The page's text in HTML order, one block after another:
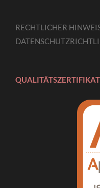
RECHTLICHER
QUALITÄTSZERTIFIKAT